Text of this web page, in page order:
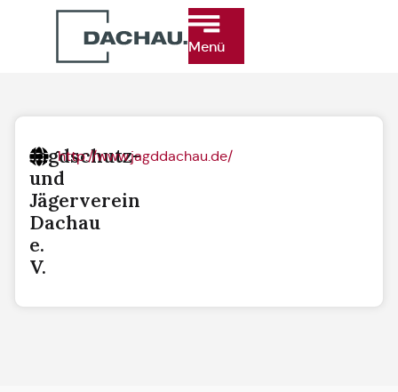
Menü
Jagdschutz-
und
Jägerverein
Dachau
e.
V.
http://www.jagddachau.de/